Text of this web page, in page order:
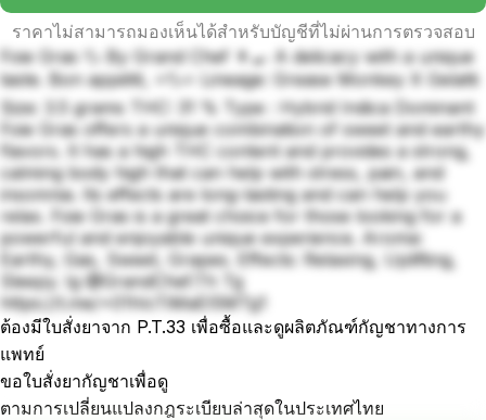
ราคาไม่สามารถมองเห็นได้สำหรับบัญชีที่ไม่ผ่านการตรวจสอบ
Foie Gras 🦆 By Grand Chef 👨‍🍳 A delicacy with a unique
taste. Bon appétit, ⭐️🦆⭐️ Lineage: Grease Monkey X Gelatti
Size: 3.5 grams THC: 31 % Type : Hybrid Indica Dominant
Foie Gras offers a unique combination of sweet and earthy
flavors. It has a high THC content and provides a strong,
calming body high that can help with stress, pain, and
insomnia. Its effects are long-lasting and can help you
relax. Foie Gras is a great choice for those looking for a
powerful and enjoyable unique experience. Aroma:
Earthy, Gas, Sweet, Grapes. Effects: Relaxing, Uplifting,
Sleepy. Ig @GrandChef.Th Tg
https://t.me/+01hIcTiMaEI5MTg1
ต้องมีใบสั่งยาจาก P.T.33 เพื่อซื้อและดูผลิตภัณฑ์กัญชาทางการ
แพทย์
ขอใบสั่งยากัญชาเพื่อดู
ตามการเปลี่ยนแปลงกฎระเบียบล่าสุดในประเทศไทย